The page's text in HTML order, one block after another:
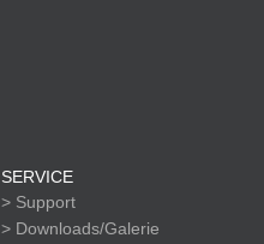
SERVICE
> Support
> Downloads/Galerie